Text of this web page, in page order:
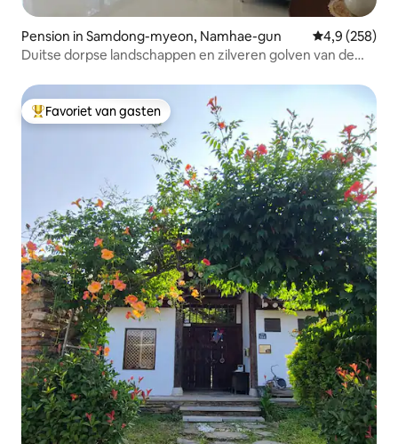
Pension in Samdong-myeon, Namhae-gun Gemiddelde
4,9 (258)
Duitse dorpse landschappen en zilveren golven van de
Topfavoriet van gasten
Favoriet van gasten